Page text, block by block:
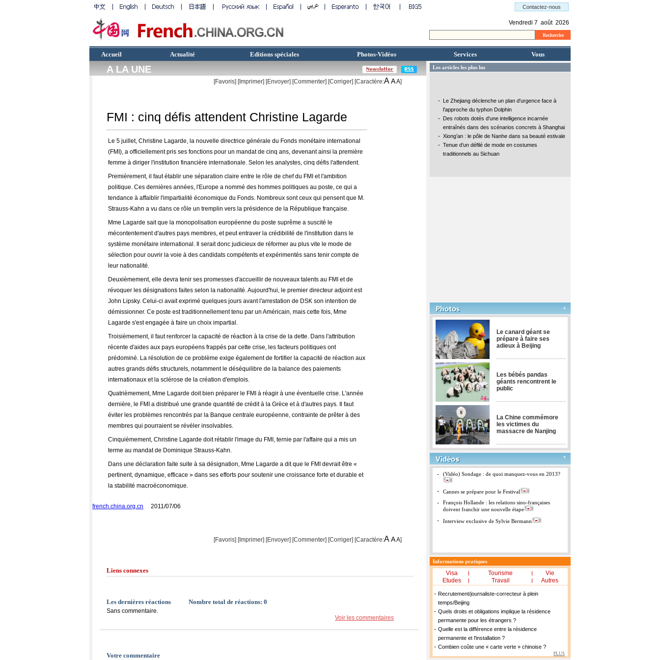
Accueil Actualité Editions spéciales Photos-Vidéos Services Vous
A LA UNE
[Favoris] [Imprimer] [Envoyer] [Commenter] [Corriger] [Caractère:AAA]
FMI : cinq défis attendent Christine Lagarde
Le 5 juillet, Christine Lagarde, la nouvelle directrice générale du Fonds monétaire international
(FMI), a officiellement pris ses fonctions pour un mandat de cinq ans, devenant ainsi la première
femme à diriger l'institution financière internationale. Selon les analystes, cinq défis l'attendent.
Premièrement, il faut établir une séparation claire entre le rôle de chef du FMI et l'ambition
politique. Ces dernières années, l'Europe a nommé des hommes politiques au poste, ce qui a
tendance à affaiblir l'impartialité économique du Fonds. Nombreux sont ceux qui pensent que M.
Strauss-Kahn a vu dans ce rôle un tremplin vers la présidence de la République française.
Mme Lagarde sait que la monopolisation européenne du poste suprême a suscité le
mécontentement d'autres pays membres, et peut entraver la crédibilité de l'institution dans le
système monétaire international. Il serait donc judicieux de réformer au plus vite le mode de
sélection pour ouvrir la voie à des candidats compétents et expérimentés sans tenir compte de
leur nationalité.
Deuxièmement, elle devra tenir ses promesses d'accueillir de nouveaux talents au FMI et de
révoquer les désignations faites selon la nationalité. Aujourd'hui, le premier directeur adjoint est
John Lipsky. Celui-ci avait exprimé quelques jours avant l'arrestation de DSK son intention de
démissionner. Ce poste est traditionnellement tenu par un Américain, mais cette fois, Mme
Lagarde s'est engagée à faire un choix impartial.
Troisièmement, il faut renforcer la capacité de réaction à la crise de la dette. Dans l'attribution
récente d'aides aux pays européens frappés par cette crise, les facteurs politiques ont
prédominé. La résolution de ce problème exige également de fortifier la capacité de réaction aux
autres grands défis structurels, notamment le déséquilibre de la balance des paiements
internationaux et la sclérose de la création d'emplois.
Quatrièmement, Mme Lagarde doit bien préparer le FMI à réagir à une éventuelle crise. L'année
dernière, le FMI a distribué une grande quantité de crédit à la Grèce et à d'autres pays. Il faut
éviter les problèmes rencontrés par la Banque centrale européenne, contrainte de prêter à des
membres qui pourraient se révéler insolvables.
Cinquièmement, Christine Lagarde doit rétablir l'image du FMI, ternie par l'affaire qui a mis un
terme au mandat de Dominique Strauss-Kahn.
Dans une déclaration faite suite à sa désignation, Mme Lagarde a dit que le FMI devrait être «
pertinent, dynamique, efficace » dans ses efforts pour soutenir une croissance forte et durable et
la stabilité macroéconomique.
french.china.org.cn 2011/07/06
[Favoris] [Imprimer] [Envoyer] [Commenter] [Corriger] [Caractère:AAA]
Liens connexes
Les dernières réactions Nombre total de réactions: 0
Sans commentaire.
Voir les commentaires
Votre commentaire